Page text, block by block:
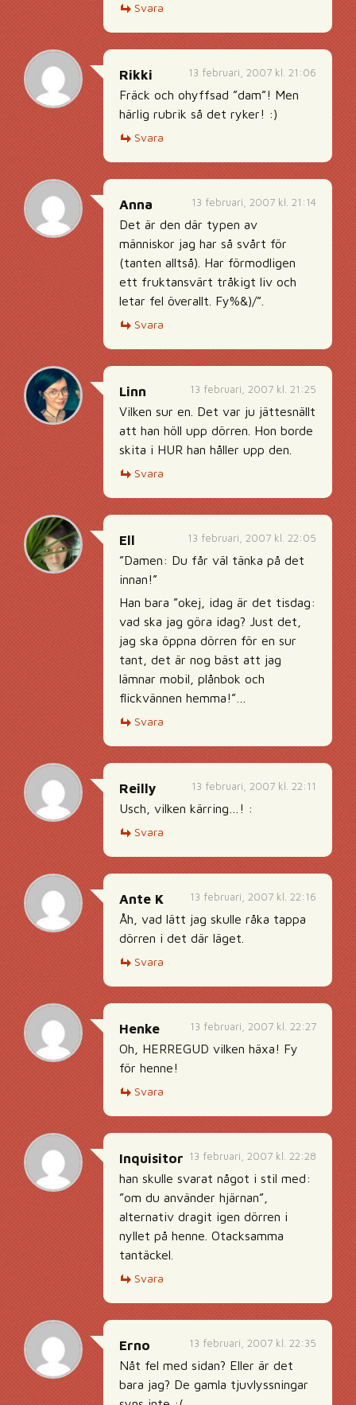
Svara
13 februari, 2007 kl. 21:06
Rikki
Fräck och ohyffsad ”dam”! Men
härlig rubrik så det ryker! :)
Svara
13 februari, 2007 kl. 21:14
Anna
Det är den där typen av
människor jag har så svårt för
(tanten alltså). Har förmodligen
ett fruktansvärt tråkigt liv och
letar fel överallt. Fy%&)/”.
Svara
13 februari, 2007 kl. 21:25
Linn
Vilken sur en. Det var ju jättesnällt
att han höll upp dörren. Hon borde
skita i HUR han håller upp den.
Svara
13 februari, 2007 kl. 22:05
Ell
”Damen: Du får väl tänka på det
innan!”
Han bara ”okej, idag är det tisdag:
vad ska jag göra idag? Just det,
jag ska öppna dörren för en sur
tant, det är nog bäst att jag
lämnar mobil, plånbok och
flickvännen hemma!”…
Svara
13 februari, 2007 kl. 22:11
Reilly
Usch, vilken kärring…! :
Svara
13 februari, 2007 kl. 22:16
Ante K
Åh, vad lätt jag skulle råka tappa
dörren i det där läget.
Svara
13 februari, 2007 kl. 22:27
Henke
Oh, HERREGUD vilken häxa! Fy
för henne!
Svara
13 februari, 2007 kl. 22:28
Inquisitor
han skulle svarat något i stil med:
”om du använder hjärnan”,
alternativ dragit igen dörren i
nyllet på henne. Otacksamma
tantäckel.
Svara
13 februari, 2007 kl. 22:35
Erno
Nåt fel med sidan? Eller är det
bara jag? De gamla tjuvlyssningar